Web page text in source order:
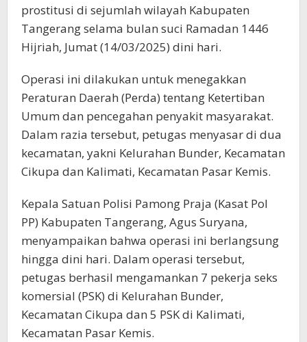
prostitusi di sejumlah wilayah Kabupaten
Tangerang selama bulan suci Ramadan 1446
Hijriah, Jumat (14/03/2025) dini hari.
Operasi ini dilakukan untuk menegakkan
Peraturan Daerah (Perda) tentang Ketertiban
Umum dan pencegahan penyakit masyarakat.
Dalam razia tersebut, petugas menyasar di dua
kecamatan, yakni Kelurahan Bunder, Kecamatan
Cikupa dan Kalimati, Kecamatan Pasar Kemis.
Kepala Satuan Polisi Pamong Praja (Kasat Pol
PP) Kabupaten Tangerang, Agus Suryana,
menyampaikan bahwa operasi ini berlangsung
hingga dini hari. Dalam operasi tersebut,
petugas berhasil mengamankan 7 pekerja seks
komersial (PSK) di Kelurahan Bunder,
Kecamatan Cikupa dan 5 PSK di Kalimati,
Kecamatan Pasar Kemis.